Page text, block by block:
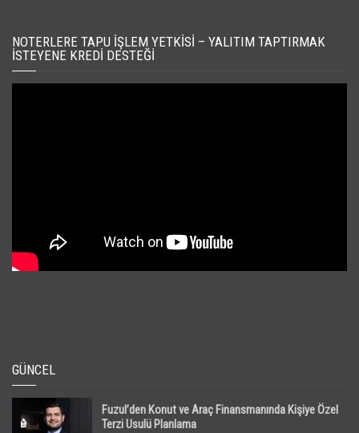
NOTERLERE TAPU İŞLEM YETKISI – YALITIM TAPTIRMAK
İSTEYENE KREDI DESTEĞI
GÜNCEL
Fuzul’den Konut ve Araç Finansmanında Kişiye Özel
Terzi Usulü Planlama